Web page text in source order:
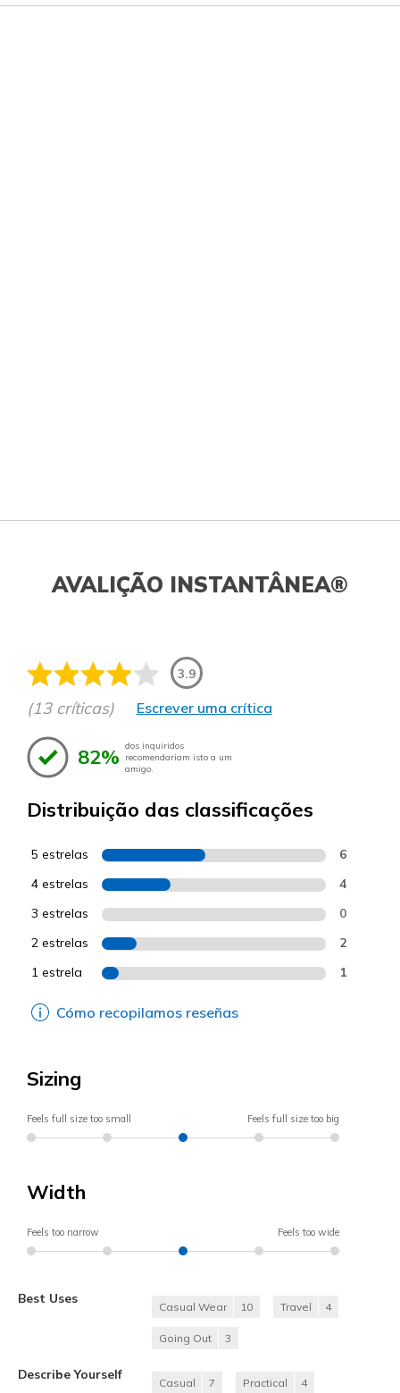
AVALIÇÃO INSTANTÂNEA®
3.9
(13 críticas) Escrever uma crítica
82% dos inquiridos
recomendariam isto a um
amigo.
Distribuição das classificações
5 estrelas 6
4 estrelas 4
3 estrelas 0
2 estrelas 2
1 estrela 1
Cómo recopilamos reseñas
Sizing
Feels full size too small Feels full size too big
Width
Feels too narrow Feels too wide
Best Uses
Casual Wear 10 Travel 4
Going Out 3
Describe Yourself
Casual 7 Practical 4